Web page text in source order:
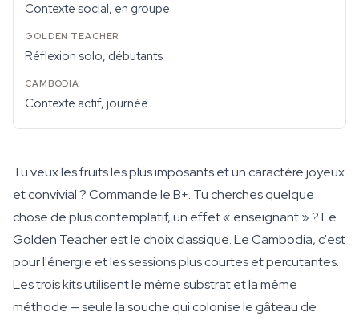
Contexte social, en groupe
Réflexion solo, débutants
Contexte actif, journée
Tu veux les fruits les plus imposants et un caractère joyeux
et convivial ? Commande le B+. Tu cherches quelque
chose de plus contemplatif, un effet « enseignant » ? Le
Golden Teacher est le choix classique. Le Cambodia, c'est
pour l'énergie et les sessions plus courtes et percutantes.
Les trois kits utilisent le même substrat et la même
méthode — seule la souche qui colonise le gâteau de